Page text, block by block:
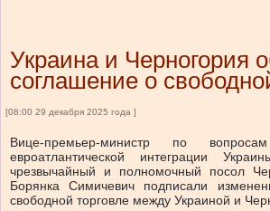
Украина и Черногория
соглашение о
[08:00 29 декабря 2025 года ]
Вице-премьер-министр по
евроатлантической интеграции
чрезвычайный и полномочный посол
Борянка Симичевич подписали
свободной торговле между Украиной и